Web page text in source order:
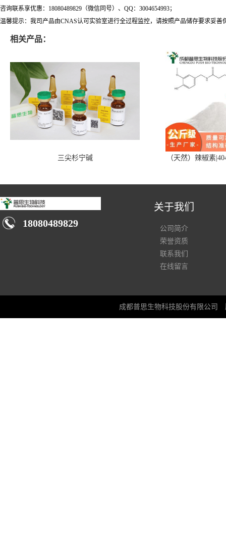
咨询联系享优惠：18080489829（微信同号）、QQ：3004654993；
温馨提示：我司产品由CNAS认可实验室进行全过程监控，请按照产品储存要求妥善
相关产品：
三尖杉宁碱 （天然）辣椒素
18080489829
关于我们
公司简介
荣誉资质
联系我们
在线留言
成都普思生物科技股份有限公司